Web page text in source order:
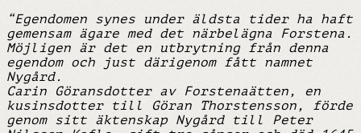
“Egendomen synes under äldsta tider ha haft
gemensam ägare med det närbelägna Forstena.
Möjligen är det en utbrytning från denna
egendom och just därigenom fått namnet
Nygård.
Carin Göransdotter av Forstenaätten, en
kusinsdotter till Göran Thorstensson, förde
genom sitt äktenskap Nygård till Peter